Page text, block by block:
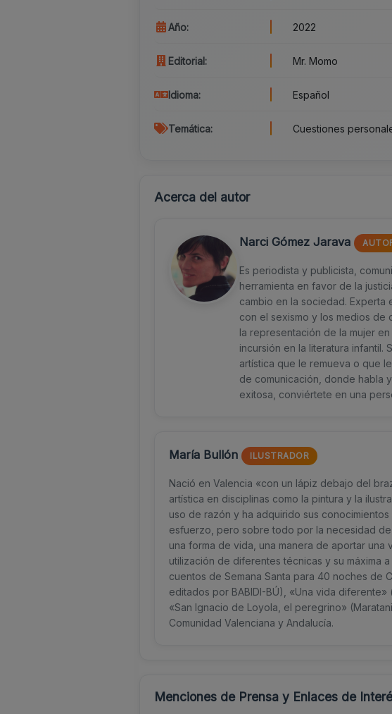
Año: 2022
Editorial: Mr. Momo
Idioma: Español
Temática: Cuestiones
Acerca del autor
Narci Gómez Jarava
Es periodista y publicista,
herramienta en favor de la
cambio en la sociedad.
con el sexismo y los medios de
la representación de la mujer
incursión en la literatura
artística que le remueva o que
de comunicación, donde habla
exitosa, conviértete en una
María Bullón ILUSTRADOR
Nació en Valencia «con un lápiz debajo del
artística en disciplinas como la pintura y la
uso de razón y ha adquirido sus
esfuerzo, pero sobre todo por la necesidad
una forma de vida, una manera de aportar
utilización de diferentes técnicas y su máxima
cuentos de Semana Santa para 40 noches de
editados por BABIDI-BÚ), «Una vida
«San Ignacio de Loyola, el peregrino»
Comunidad Valenciana y Andalucía.
Menciones de Prensa y Enlaces de